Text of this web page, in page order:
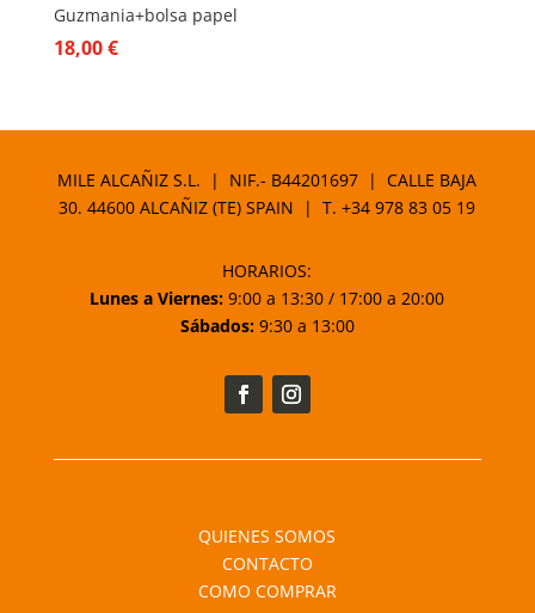
Guzmania+bolsa papel
18,00€
MILE ALCAÑIZ S.L. | NIF.- B44201697 | CALLE BAJA
30. 44600 ALCAÑIZ (TE) SPAIN | T.+34 978 83 05 19
HORARIOS:
Lunes a Viernes: 9:00 a 13:30 / 17:00 a 20:00
Sábados:9:30 a 13:00
QUIENES SOMOS
CONTACTO
COMO COMPRAR